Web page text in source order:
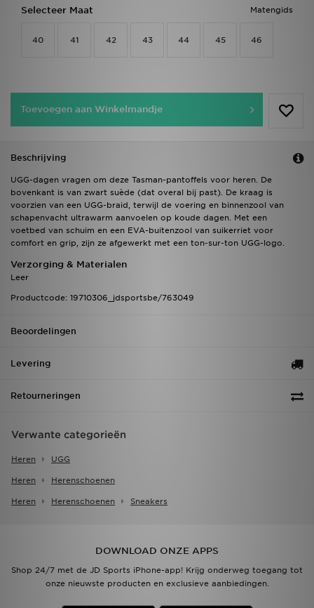
Matengids
Selecteer Maat
40 41 42 43 44 45 46
Toevoegen aan Winkelmandje
Beschrijving
UGG-dagen vragen om deze Tasman-pantoffels voor heren. De
bovenkant is van zwart suède (dat overal bij past). De kraag is
voorzien van een UGG-braid, terwijl de voering en binnenzool van
schapenvacht ultrawarm aanvoelen op koude dagen. Met een
voetbed van schuim en een EVA-buitenzool van suikerriet voor
comfort en grip, zijn ze afgewerkt met een ton-sur-ton UGG-logo.
Verzorging & Materialen
Leer
Productcode: 19710306_jdsportsbe/763049
Beoordelingen
Levering
Retourneringen
Verwante categorieën
Heren UGG
Heren Herenschoenen
Heren Herenschoenen Sneakers
DOWNLOAD ONZE APPS
Shop 24/7 met de JD Sports iPhone-app! Krijg onderweg toegang tot
onze nieuwste producten en exclusieve aanbiedingen.
Wie wij zijn